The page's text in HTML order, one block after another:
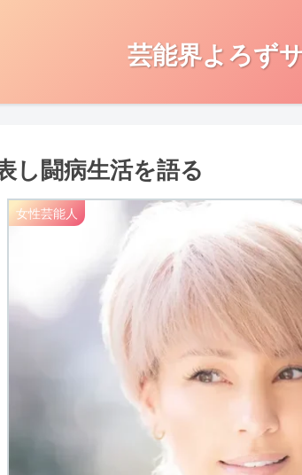
芸能界よろず
し闘病生活を語る
女性芸能人